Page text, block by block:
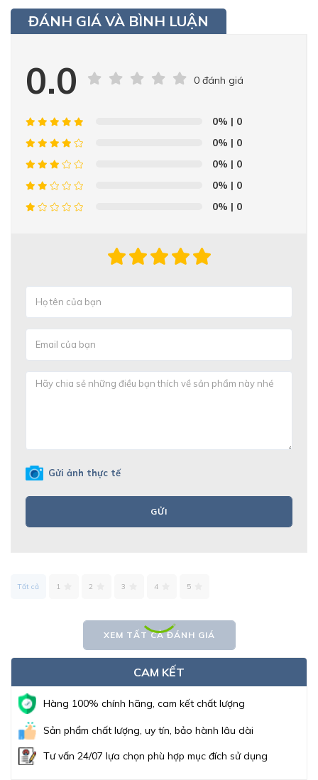
ĐÁNH GIÁ VÀ BÌNH LUẬN
0.0 0 đánh giá
0% | 0
0% | 0
0% | 0
0% | 0
0% | 0
Gửi ảnh thực tế
GỬI
Tất cả 1 2 3 4 5
XEM TẤT CẢ ĐÁNH GIÁ
CAM KẾT
Hàng 100% chính hãng, cam kết chất lượng
Sản phẩm chất lượng, uy tín, bảo hành lâu dài
Tư vấn 24/07 lựa chọn phù hợp mục đích sử dụng